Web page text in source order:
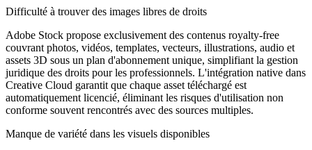
Difficulté à trouver des images libres de droits
Adobe Stock propose exclusivement des contenus royalty-free
couvrant photos, vidéos, templates, vecteurs, illustrations, audio et
assets 3D sous un plan d'abonnement unique, simplifiant la gestion
juridique des droits pour les professionnels. L'intégration native dans
Creative Cloud garantit que chaque asset téléchargé est
automatiquement licencié, éliminant les risques d'utilisation non
conforme souvent rencontrés avec des sources multiples.
Manque de variété dans les visuels disponibles